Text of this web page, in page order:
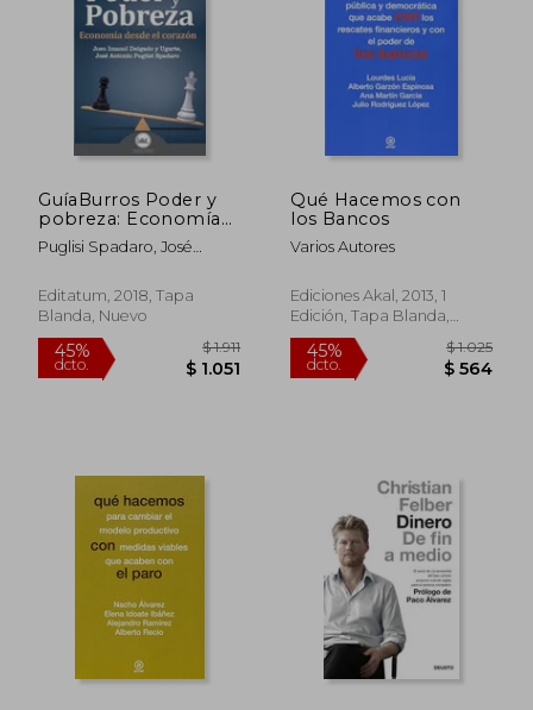
dcto. dcto.
GuíaBurros Poder y
pobreza: Economía
desde el corazón
Puglisi Spadaro, José
Ugarte, Josu Imanol
Editatum, 2018, Tapa
Blanda, Nuevo
Qué Hacemos con
los Bancos
Varios Autores
Ediciones Akal, 2013, 1
Edición, Tapa Blanda,
Nuevo